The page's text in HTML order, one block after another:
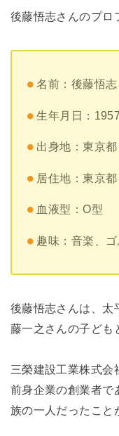
後藤悟志さんのプロ
名前：後藤悟志
生年月日：
出身地：東京都
居住地：東京都
血液型：O型
趣味：音楽、ゴ
後藤悟志さんは、太
藤一之さんの子ども
三榮建設工業株式会
前身企業の創業者で
族の一人だったこと